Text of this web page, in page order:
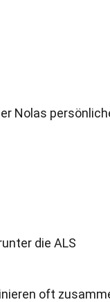
Nolas
die ALS
oft